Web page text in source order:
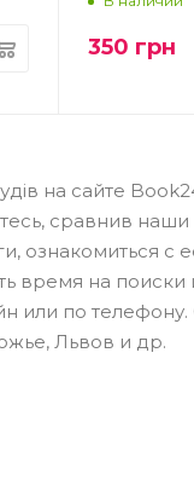
350 грн
на сайте
сравнив
ознакомиться
время на
или по телефону.
Львов и др.